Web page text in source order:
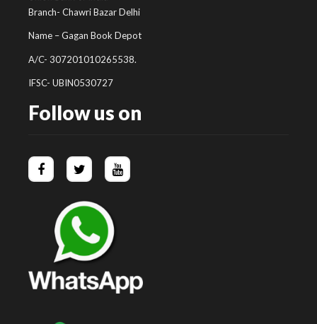
Branch- Chawri Bazar Delhi
Name – Gagan Book Depot
A/C- 307201010265538.
IFSC- UBIN0530727
Follow us on